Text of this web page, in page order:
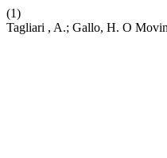
(1)
Tagliari , A.; Gallo, H. O